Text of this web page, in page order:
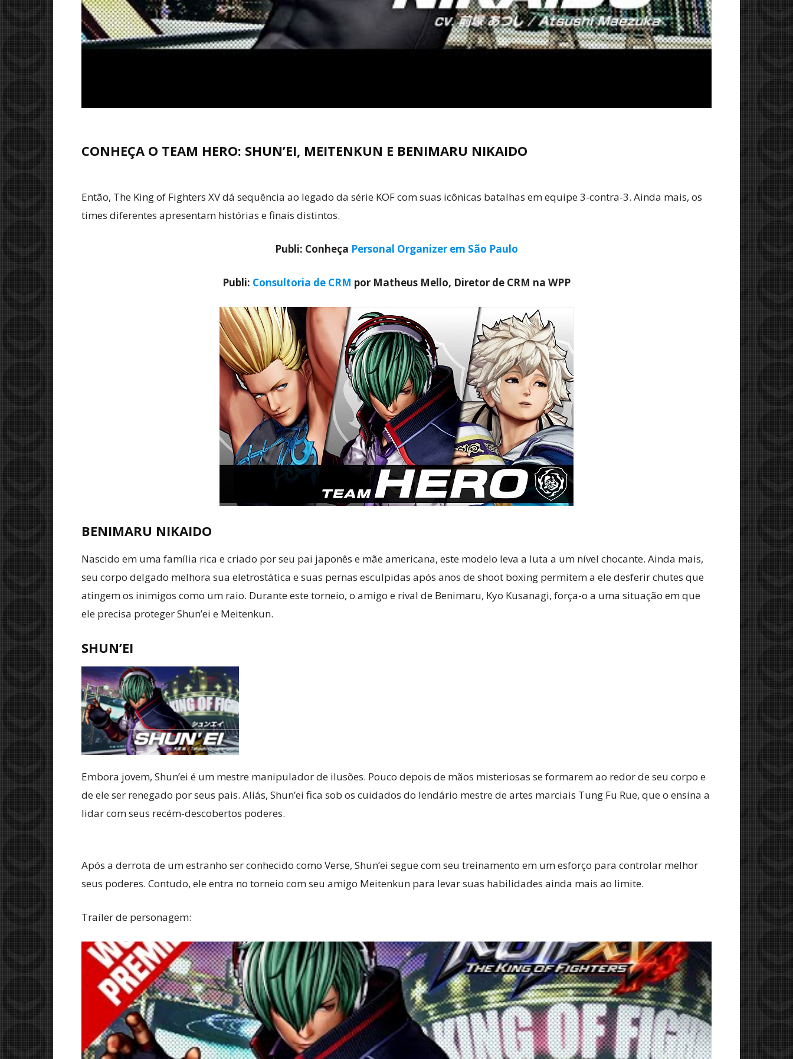
CONHEÇA O TEAM HERO: SHUN’EI, MEITENKUN E BENIMARU NIKAIDO
Então, The King of Fighters XV dá sequência ao legado da série KOF com suas icônicas batalhas em equipe 3-contra-3. Ainda mais, os
times diferentes apresentam histórias e finais distintos.
Publi: Conheça Personal Organizer em São Paulo
Publi: Consultoria de CRM por Matheus Mello, Diretor de CRM na WPP
BENIMARU NIKAIDO
Nascido em uma família rica e criado por seu pai japonês e mãe americana, este modelo leva a luta a um nível chocante. Ainda mais,
seu corpo delgado melhora sua eletrostática e suas pernas esculpidas após anos de shoot boxing permitem a ele desferir chutes que
atingem os inimigos como um raio. Durante este torneio, o amigo e rival de Benimaru, Kyo Kusanagi, força-o a uma situação em que
ele precisa proteger Shun’ei e Meitenkun.
SHUN’EI
Embora jovem, Shun’ei é um mestre manipulador de ilusões. Pouco depois de mãos misteriosas se formarem ao redor de seu corpo e
de ele ser renegado por seus pais. Aliás, Shun’ei fica sob os cuidados do lendário mestre de artes marciais Tung Fu Rue, que o ensina a
lidar com seus recém-descobertos poderes.
Após a derrota de um estranho ser conhecido como Verse, Shun’ei segue com seu treinamento em um esforço para controlar melhor
seus poderes. Contudo, ele entra no torneio com seu amigo Meitenkun para levar suas habilidades ainda mais ao limite.
Trailer de personagem: